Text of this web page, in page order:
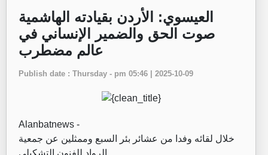
العيسوي: الأردن بقيادته الهاشمية
صوت الحق والضمير الإنساني في
عالم مضطرب
Publish date : Thursday - pm 05:46 | 2025-10-09
Alanbatnews -
خلال لقائه وفدا من عشائر بئر السبع وممثلين عن جمعية
الرواد للفنون التشكيلي